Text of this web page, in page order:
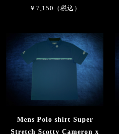
￥7,150（税込）
Mens Polo shirt Super
Stretch Scotty Cameron x